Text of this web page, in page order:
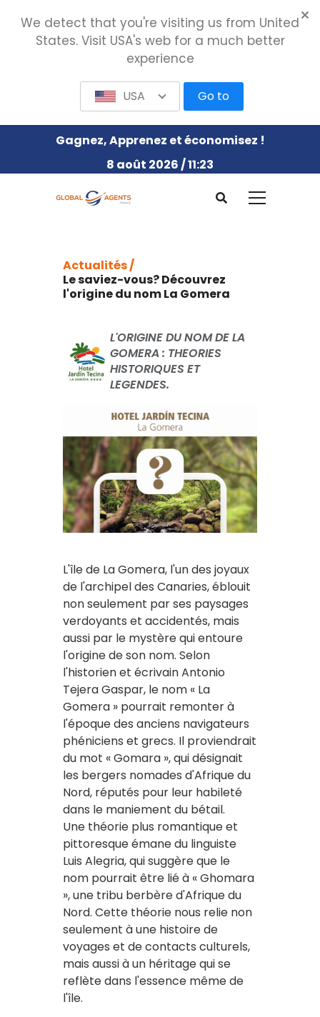
Gagnez, Apprenez et économisez !
8 août 2026 / 11:23
Actualités /
Le saviez-vous? Découvrez
l'origine du nom La Gomera
L'ORIGINE DU NOM DE LA
GOMERA : THEORIES
HISTORIQUES ET
LEGENDES.
L'île de La Gomera, l'un des joyaux
de l'archipel des Canaries, éblouit
non seulement par ses paysages
verdoyants et accidentés, mais
aussi par le mystère qui entoure
l'origine de son nom. Selon
l'historien et écrivain Antonio
Tejera Gaspar, le nom « La
Gomera » pourrait remonter à
l'époque des anciens navigateurs
phéniciens et grecs. Il proviendrait
du mot « Gomara », qui désignait
les bergers nomades d'Afrique du
Nord, réputés pour leur habileté
dans le maniement du bétail.
Une théorie plus romantique et
pittoresque émane du linguiste
Luis Alegria, qui suggère que le
nom pourrait être lié à « Ghomara
», une tribu berbère d'Afrique du
Nord. Cette théorie nous relie non
seulement à une histoire de
voyages et de contacts culturels,
mais aussi à un héritage qui se
reflète dans l'essence même de
l'île.
We detect that you're visiting us from United
States. Visit USA's web for a much better
experience
USA Go to